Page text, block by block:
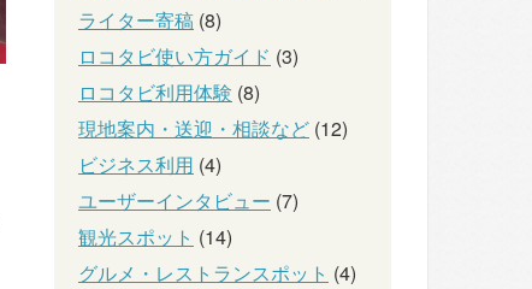
ライター寄稿 (8)
ロコタビ使い方ガイド (3)
ロコタビ利用体験 (8)
現地案内・送迎・相談など (12)
ビジネス利用 (4)
ユーザーインタビュー (7)
観光スポット (14)
グルメ・レストランスポット (4)